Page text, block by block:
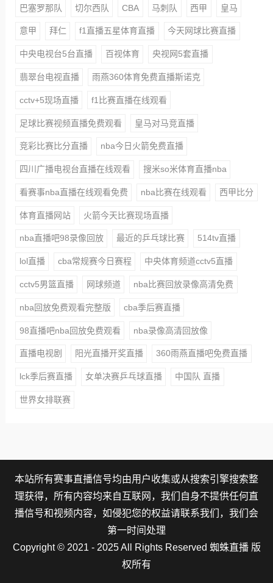
巴塞罗那队 切尔西队 CBA 马刺队 西甲 皇马
意甲 拜仁 f1直播五星体育直播 今天网球比赛直播
中央电视台5台直播 百视体育 央视网5套直播
翡翠台电视直播 雨燕360体育免费直播斯诺克
cctv+5现场直播 f1比赛直播在线观看
足球比赛视频直播免费观看 皇马对马竞直播
竞彩比赛比分直播 nba今日火箭免费直播
四川广播电视台直播在线观看 搜米so米体育直播nba
看赛事nba直播在线观看免费 nba比赛在线观看 西甲比分
体育直播网站 火箭今天比赛现场直播
nba直播吧98录像回放 最近的乒乓球比赛 514tv直播
lol直播 cba常规赛今日赛程 中央体育频道cctv5直播
cctv5男篮直播 网球频道 nba比赛回放录像高清免费
nba回放免费观看完整版 cba季后赛直播
98直播吧nba回放免费观看 nba录像高清回放像
直播电视剧 阳光直播开奖直播 360雨燕直播吧免费直播
lck季后赛直播 女单决赛乒乓球直播 中国队 直播
世界女排联赛
本站所有赛事直播信号均由用户收集或从搜索引擎搜索整
理获得，所有内容均来自互联网，我们自身不提供任何直
播信号和视频内容，如侵犯您的权益请联系我们，我们会
第一时间处理
Copyright © 2021 - 2025 All Rights Reserved 蜘蛛直播 版
权所有